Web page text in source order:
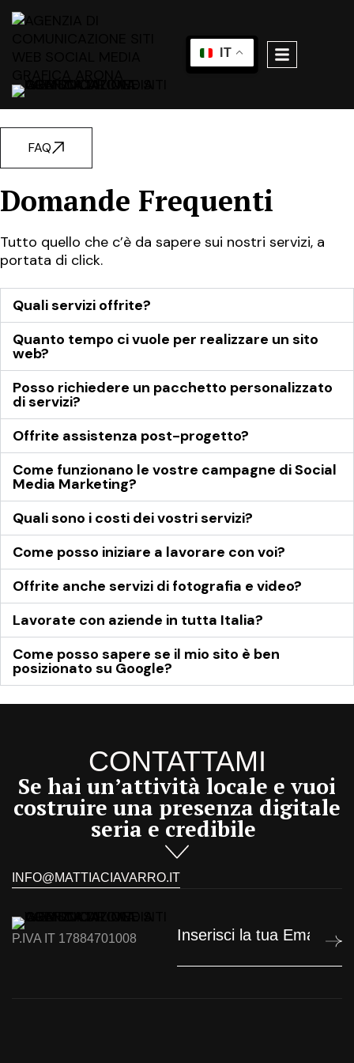
IT
FAQ
Domande Frequenti
Tutto quello che c’è da sapere sui nostri servizi, a
portata di click.
Quali servizi offrite?
Quanto tempo ci vuole per realizzare un sito
web?
Posso richiedere un pacchetto personalizzato
di servizi?
Offrite assistenza post-progetto?
Come funzionano le vostre campagne di Social
Media Marketing?
Quali sono i costi dei vostri servizi?
Come posso iniziare a lavorare con voi?
Offrite anche servizi di fotografia e video?
Lavorate con aziende in tutta Italia?
Come posso sapere se il mio sito è ben
posizionato su Google?
CONTATTAMI
Se hai un’attività locale e vuoi
costruire una presenza digitale
seria e credibile
INFO@MATTIACIAVARRO.IT
P.IVA IT 17884701008